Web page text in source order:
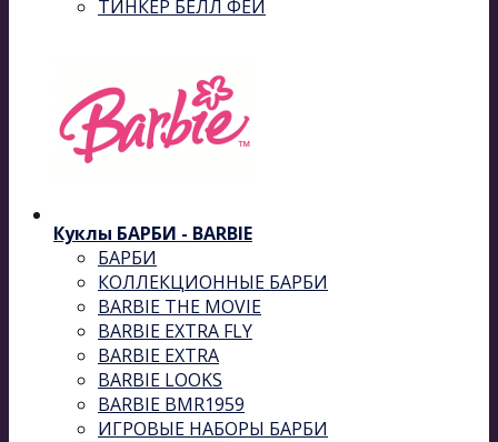
ТИНКЕР БЕЛЛ ФЕИ
Куклы БАРБИ - BARBIE
БАРБИ
КОЛЛЕКЦИОННЫЕ БАРБИ
BARBIE THE MOVIE
BARBIE EXTRA FLY
BARBIE EXTRA
BARBIE LOOKS
BARBIE BMR1959
ИГРОВЫЕ НАБОРЫ БАРБИ